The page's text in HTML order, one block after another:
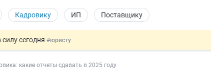
Кадровику ИП Поставщику
сегодня #юристу
ТК РФ#кадровику
какие отчеты сдавать в 2025 году